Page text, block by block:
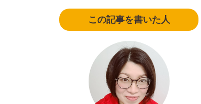
この記事を書いた人